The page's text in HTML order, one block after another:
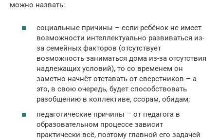
можно назвать:
социальные причины – если ребёнок не имеет
возможности интеллектуально развиваться из-
за семейных факторов (отсутствует
возможность заниматься дома из-за отсутствия
надлежащих условий), то со временем он
заметно начнёт отставать от сверстников – а
это, в свою очередь, будет способствовать
разобщению в коллективе, ссорам, обидам;
педагогические причины – от педагога в
образовательном процессе зависит
практически всё, поэтому главной его задачей